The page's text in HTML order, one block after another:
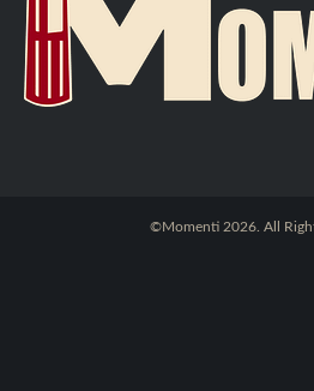
©Momenti 2026. All